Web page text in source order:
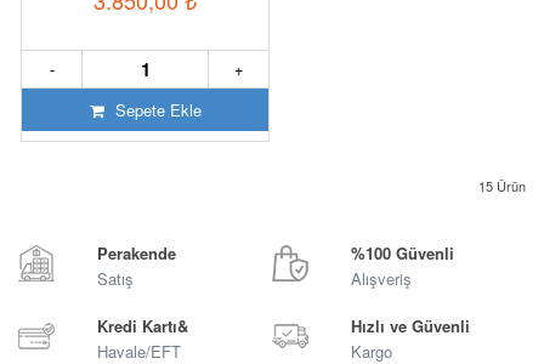
+
-
Sepete Ekle
15 Ürün
Perakende
Satış
%100 Güvenli
Alışveriş
Kredi Kartı&
Havale/EFT
Hızlı ve Güvenli
Kargo